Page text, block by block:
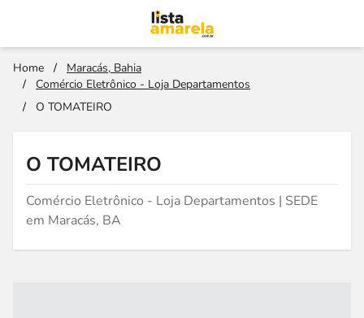
Home /
Maracás, Bahia
/
Comércio Eletrônico - Loja Departamentos
/
O TOMATEIRO
O TOMATEIRO
Comércio Eletrônico - Loja Departamentos | SEDE
em Maracás, BA